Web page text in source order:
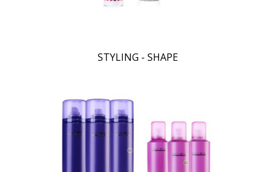
STYLING - SHAPE